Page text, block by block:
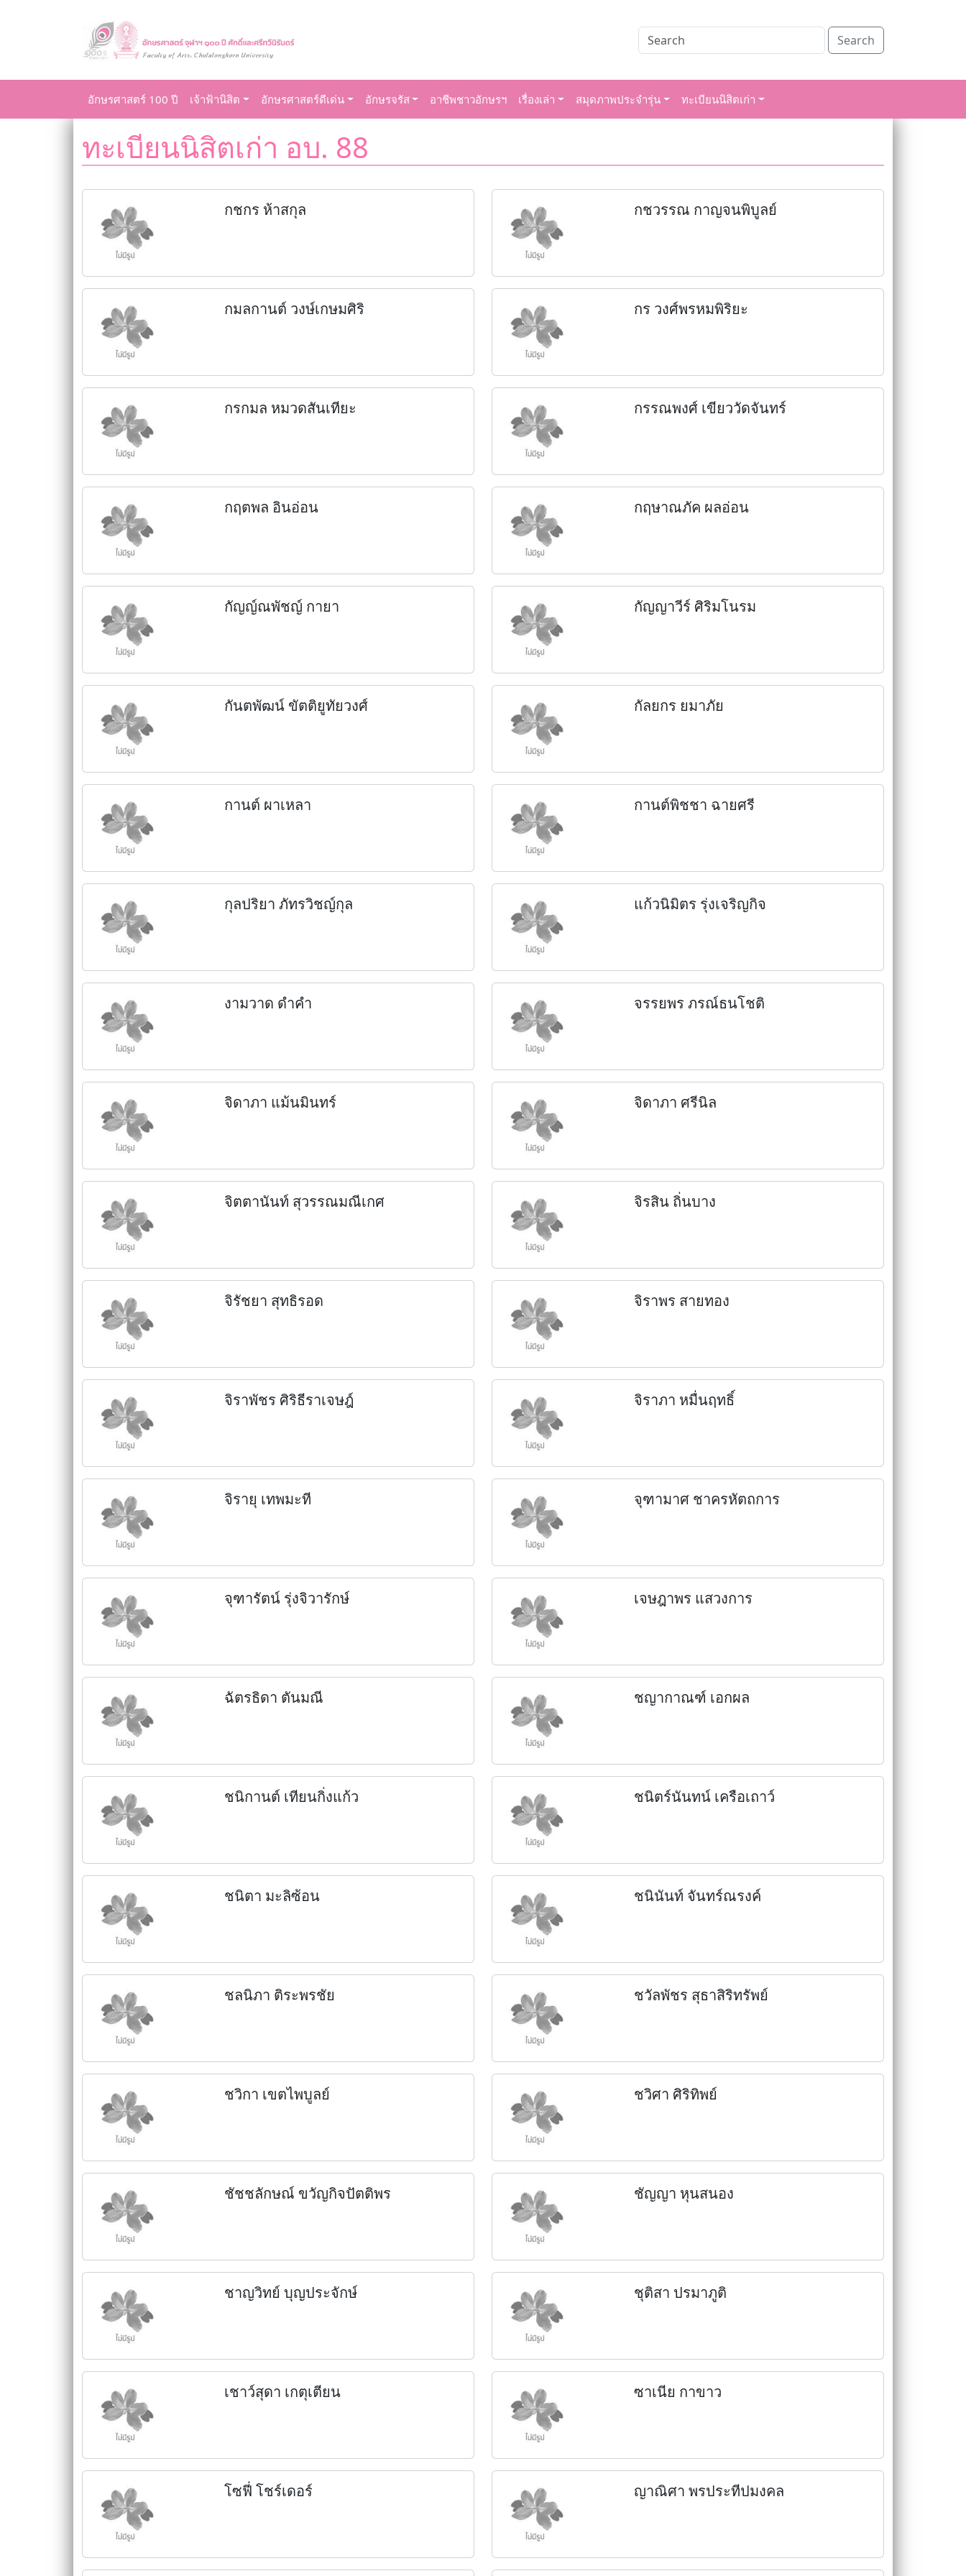
Search
อักษรศาสตร์ 100 ปี เจ้าฟ้านิสิต อักษรศาสตร์ดีเด่น อักษรจรัส อาชีพชาวอักษรฯ เรื่องเล่า สมุดภาพประจำรุ่น ทะเบียนนิสิตเก่า
ทะเบียนนิสิตเก่า อบ. 88
กชกร ห้าสกุล กชวรรณ กาญจนพิบูลย์
กมลกานต์ วงษ์เกษมศิริ กร วงศ์พรหมพิริยะ
กรกมล หมวดสันเทียะ กรรณพงศ์ เขียววัดจันทร์
กฤตพล อินอ่อน กฤษาณภัค ผลอ่อน
กัญญ์ณพัชญ์ กายา กัญญาวีร์ ศิริมโนรม
กันตพัฒน์ ขัตติยูทัยวงศ์ กัลยกร ยมาภัย
กานต์ ผาเหลา กานต์พิชชา ฉายศรี
กุลปริยา ภัทรวิชญ์กุล แก้วนิมิตร รุ่งเจริญกิจ
งามวาด ดำคำ จรรยพร ภรณ์ธนโชติ
จิดาภา แม้นมินทร์ จิดาภา ศรีนิล
จิตตานันท์ สุวรรณมณีเกศ จิรสิน ถิ่นบาง
จิรัชยา สุทธิรอด จิราพร สายทอง
จิราพัชร ศิริธีราเจษฎ์ จิราภา หมื่นฤทธิ์
จิรายุ เทพมะที จุฑามาศ ชาครหัตถการ
จุฑารัตน์ รุ่งจิวารักษ์ เจษฎาพร แสวงการ
ฉัตรธิดา ตันมณี ชญากาณฑ์ เอกผล
ชนิกานต์ เทียนกิ่งแก้ว ชนิตร์นันทน์ เครือเถาว์
ชนิตา มะลิซ้อน ชนินันท์ จันทร์ณรงค์
ชลนิภา ติระพรชัย ชวัลพัชร สุธาสิริทรัพย์
ชวิกา เขตไพบูลย์ ชวิศา ศิริทิพย์
ชัชชลักษณ์ ขวัญกิจปัตติพร ชัญญา หุนสนอง
ชาญวิทย์ บุญประจักษ์ ชุติสา ปรมาภูติ
เชาว์สุดา เกตุเตียน ซาเนีย กาขาว
โซฟี่ โชร์เดอร์ ญาณิศา พรประทีปมงคล